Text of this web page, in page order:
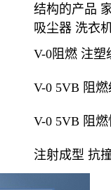
结构的产品
吸尘器 洗衣
V-0阻燃 注塑
V-0 5VB 阻
V-0 5VB 阻
注射成型 抗